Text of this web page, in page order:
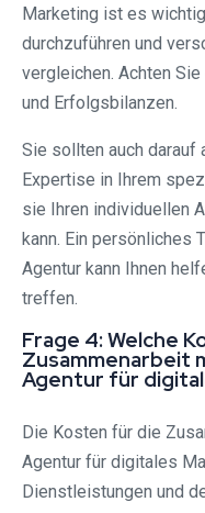
Marketing ist es
durchzuführen und
vergleichen. Achten
und Erfolgsbilanzen.
Sie sollten auch darauf
Expertise in Ihrem
sie Ihren individuellen
kann. Ein persönliches
Agentur kann Ihnen
treffen.
Frage 4: Welche
Zusammenarbeit
Agentur für
Die Kosten für die
Agentur für digitales
Dienstleistungen und